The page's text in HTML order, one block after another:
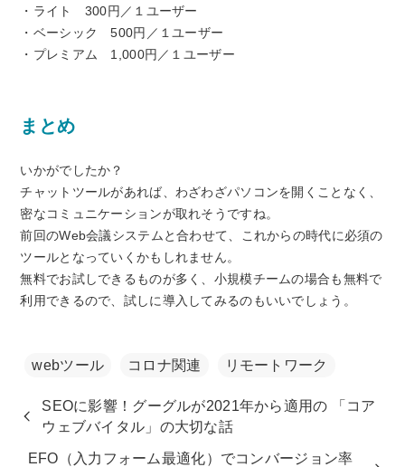
・ライト 300円／１ユーザー
・ベーシック 500円／１ユーザー
・プレミアム 1,000円／１ユーザー
まとめ
いかがでしたか？
チャットツールがあれば、わざわざパソコンを開くことなく、
密なコミュニケーションが取れそうですね。
前回のWeb会議システムと合わせて、これからの時代に必須の
ツールとなっていくかもしれません。
無料でお試しできるものが多く、小規模チームの場合も無料で
利用できるので、試しに導入してみるのもいいでしょう。
webツール コロナ関連 リモートワーク
SEOに影響！グーグルが2021年から適用の 「コア
ウェブバイタル」の大切な話
EFO（入力フォーム最適化）でコンバージョン率